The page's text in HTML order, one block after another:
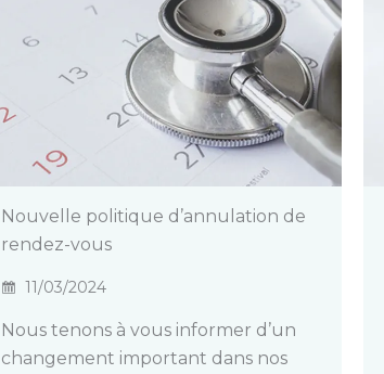
Nouvelle politique d’annulation de
rendez-vous
11/03/2024
Nous tenons à vous informer d’un
changement important dans nos